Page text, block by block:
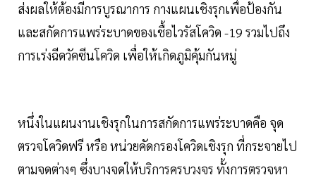
ส่งผลให้ต้องมีการบูรณาการ กางแผนเชิงรุกเพื่อป้องกัน
และสกัดการแพร่ระบาดของเชื้อไวรัสโควิด -19 รวมไปถึง
การเร่งฉีดวัคซีนโควิด เพื่อให้เกิดภูมิคุ้มกันหมู่
หนึ่งในแผนงานเชิงรุกในการสกัดการแพร่ระบาดคือ จุด
ตรวจโควิดฟรี หรือ หน่วยคัดกรองโควิดเชิงรุก ที่กระจายไป
ตามจุดต่างๆ ซึ่งบางจุดให้บริการครบวงจร ทั้งการตรวจหา